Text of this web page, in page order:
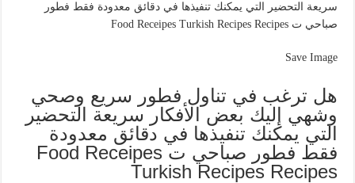
Save Image
هل ترغب في تناول فطور سريع وصحي
وشهي إليك بعض الأفكار سريعة التحضير
التي يمكنك تنفيذها في دقائق معدودة
فقط فطور صباحي ت Food Receipes
Turkish Recipes Recipes